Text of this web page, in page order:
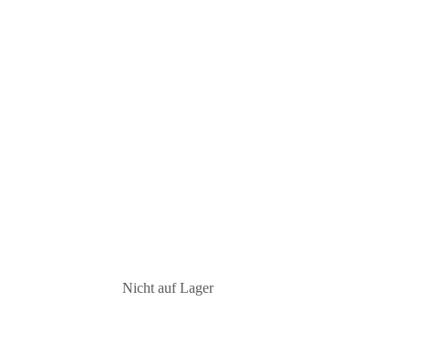
Nicht auf Lager